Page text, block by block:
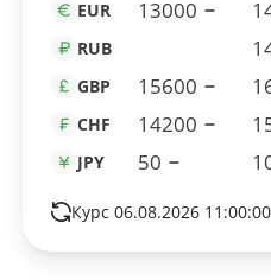
EUR 13000
RUB
GBP 15600
CHF 14200
JPY 50
Курс 06.08.2026